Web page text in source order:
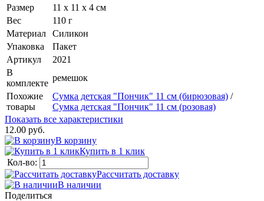
Размер
11 х 11 х 4 см
Вес
110 г
Материал
Силикон
Упаковка
Пакет
Артикул
2021
В
комплекте
ремешок
Похожие
товары
Сумка детская "Пончик" 11 см (бирюзовая) /
Сумка детская "Пончик" 11 см (розовая)
Показать все характеристики
12.00 руб.
В корзину
Купить в 1 клик
Кол-во:
Рассчитать доставку
В наличии
Поделиться